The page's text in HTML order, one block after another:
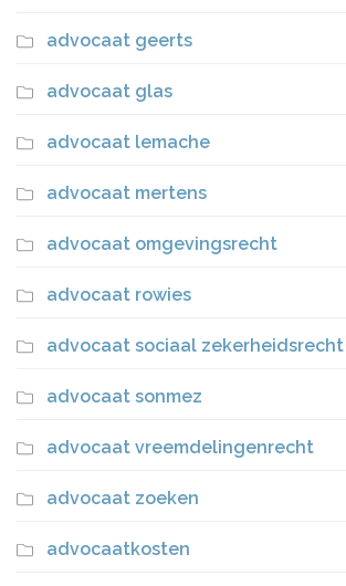
advocaat geerts
advocaat glas
advocaat lemache
advocaat mertens
advocaat omgevingsrecht
advocaat rowies
advocaat sociaal zekerheidsrecht
advocaat sonmez
advocaat vreemdelingenrecht
advocaat zoeken
advocaatkosten